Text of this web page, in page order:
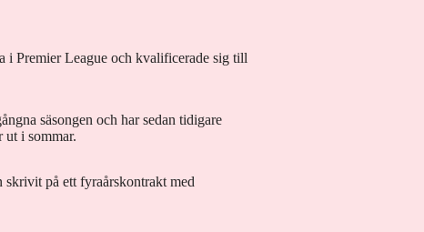
i Premier League och kvalificerade sig till
säsongen och har sedan tidigare
ut i sommar.
på ett fyraårskontrakt med